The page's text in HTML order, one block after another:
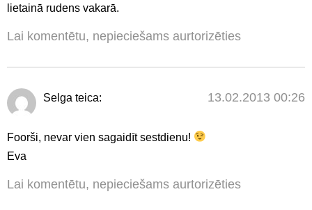
lietainā rudens vakarā.
Lai komentētu, nepieciešams aurtorizēties
Selga teica: 13.02.2013 00:26
Foorši, nevar vien sagaidīt sestdienu!
Eva
Lai komentētu, nepieciešams aurtorizēties